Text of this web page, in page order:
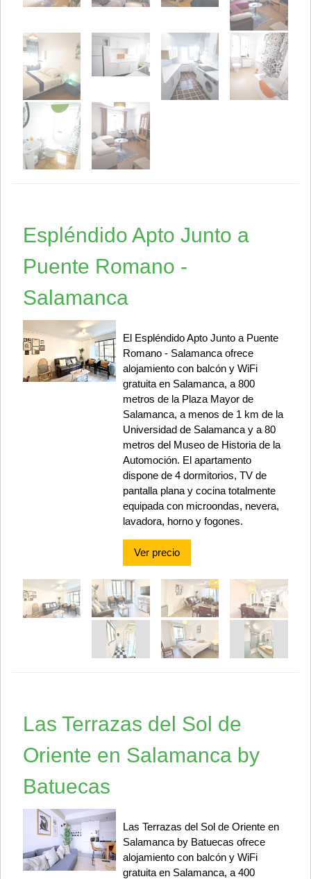
Espléndido Apto Junto a
Puente Romano -
Salamanca
El Espléndido Apto Junto a Puente
Romano - Salamanca ofrece
alojamiento con balcón y WiFi
gratuita en Salamanca, a 800
metros de la Plaza Mayor de
Salamanca, a menos de 1 km de la
Universidad de Salamanca y a 80
metros del Museo de Historia de la
Automoción. El apartamento
dispone de 4 dormitorios, TV de
pantalla plana y cocina totalmente
equipada con microondas, nevera,
lavadora, horno y fogones.
Ver precio
Las Terrazas del Sol de
Oriente en Salamanca by
Batuecas
Las Terrazas del Sol de Oriente en
Salamanca by Batuecas ofrece
alojamiento con balcón y WiFi
gratuita en Salamanca, a 400